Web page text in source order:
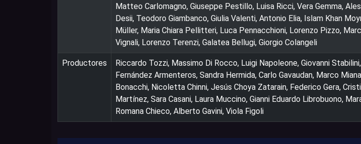
Matteo Carlomagno, Giuseppe Pestillo, Luisa Ricci, Vera Gemma,
Desii, Teodoro Giambanco, Giulia Valenti, Antonio Elia, Islam Khan
Müller, Maria Chiara Pellitteri, Luca Pennacchioni, Lorenzo Pizzo,
Vignali, Lorenzo Terenzi, Galatea Bellugi, Giorgio Colangeli
Productores
Riccardo Tozzi, Massimo Di Rocco, Luigi Napoleone, Giovanni
Fernández Armenteros, Sandra Hermida, Carlo Gavaudan, Marco
Bonacchi, Nicoletta Chinni, Jesús Choya Zatarain, Federico Gera,
Martínez, Sara Casani, Laura Muccino, Gianni Eduardo Librobuono,
Romana Chieco, Alberto Gavini, Viola Figoli